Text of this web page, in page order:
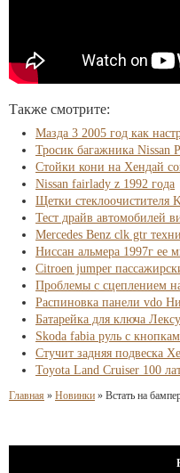
Также смотрите:
Мазда 3 2005 год как
Тросик багажника Nissan
Стойки кони на Хендай
Nissan fairlady z 1992 года
Щетки стеклоочистителя
Тест драйв автомобилей
Mercedes Benz clk gtr
Ниссан альмера 1997г ее
Citroen jumper
Проблемы с сцеплением
Распиновка панели vdo
Батарейка для ключа
Skoda fabia руль с
Стучит задняя подвеска
Toyota Land Cruiser 100
Главная » Новинки » Встать на